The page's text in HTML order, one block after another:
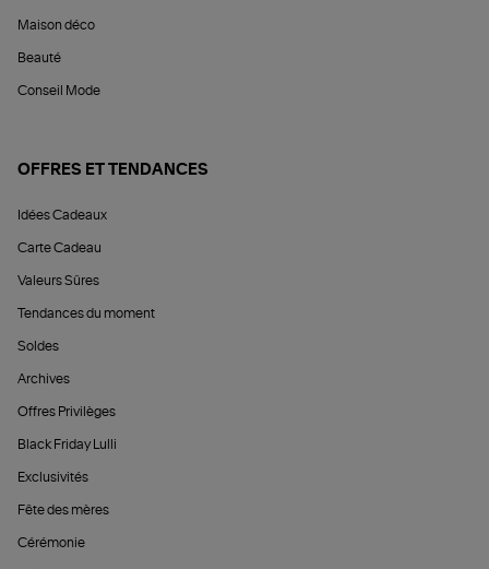
Maison déco
Beauté
Conseil Mode
OFFRES ET TENDANCES
Idées Cadeaux
Carte Cadeau
Valeurs Sûres
Tendances du moment
Soldes
Archives
Offres Privilèges
Black Friday Lulli
Exclusivités
Fête des mères
Cérémonie